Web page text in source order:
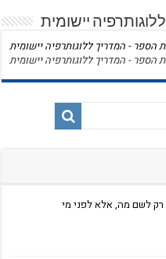
יישומית
הספר - המדריך ללוגותרפיה יישומית
רק לשם מה, אלא לפני מי